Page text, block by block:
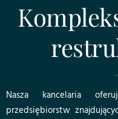
Nasza kancelaria
przedsiębiorstw